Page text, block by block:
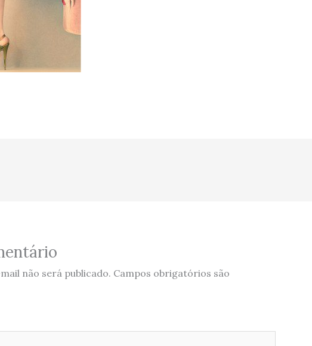
não será publicado. Campos obrigatórios são